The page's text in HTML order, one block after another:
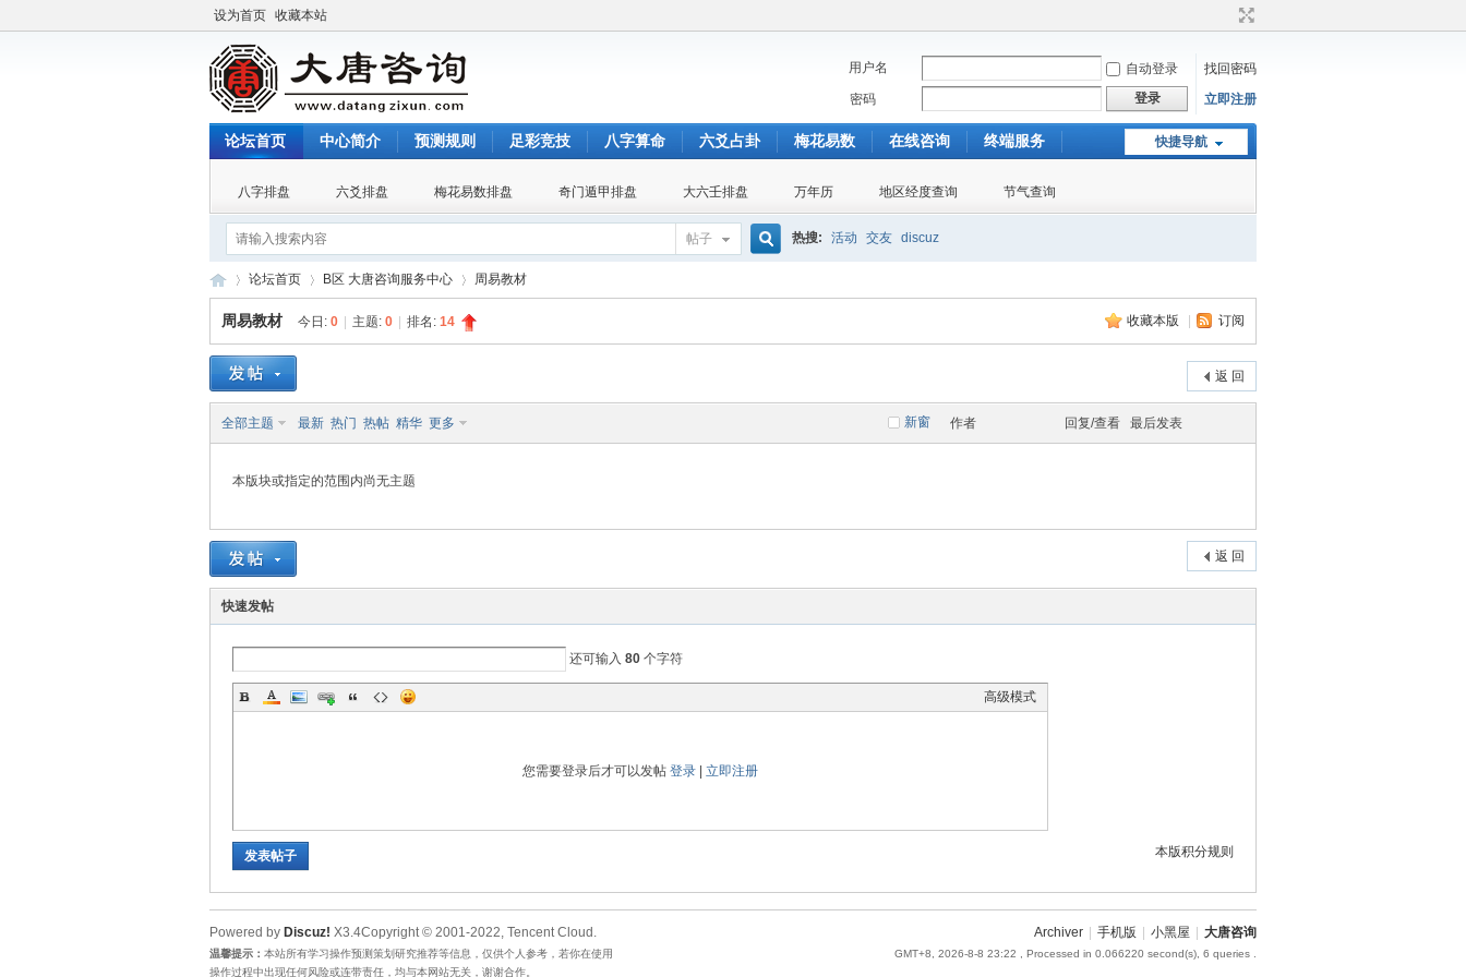
设为首页 收藏本站
用户名 自动登录
找回密码
密码
登录 立即注册
快捷导航
论坛首页 中心简介 预测规则 足彩竞技 八字算命 六爻占卦 梅花易数 在线咨询 终端服务
八字排盘 六爻排盘 梅花易数排盘 奇门遁甲排盘 大六壬排盘 万年历 地区经度查询 节气查询
帖子 热搜: 活动 交友 discuz
唐
»
论坛首页 B区 大唐咨询服务中心 周易教材
收藏本版 订阅
周易教材 今日: 0 主题: 0 排名: 14
返 回
新窗
全部主题 最新 热门 热帖 精华 更多 作者 回复/查看 最后发表
本版块或指定的范围内尚无主题
返 回
快速发帖
还可输入 80 个字符
高级模式
您需要登录后才可以发帖 登录 立即注册
本版积分规则
发表帖子
Archiver 手机版 小黑屋 大唐咨询
GMT+8, 2026-8-8 23:22 , Processed in 0.066220 second(s), 6 queries .
Powered by Discuz! X3.4Copyright © 2001-2022, Tencent Cloud.
温馨提示： 本站所有学习操作预测策划研究推荐等信息，仅供个人参考，若你在使用
操作过程中出现任何风险或连带责任，均与本网站无关，谢谢合作。